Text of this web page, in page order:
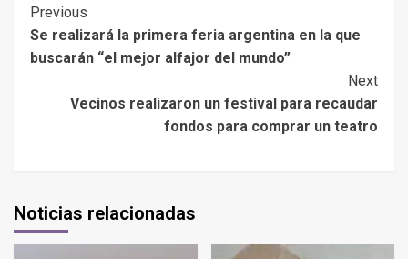
Previous
Se realizará la primera feria argentina en la que
buscarán “el mejor alfajor del mundo”
Next
Vecinos realizaron un festival para recaudar
fondos para comprar un teatro
Noticias relacionadas